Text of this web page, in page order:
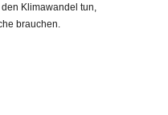
Klimawandel tun,
brauchen.